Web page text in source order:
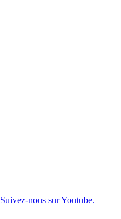
Suivez-nous sur Youtube.